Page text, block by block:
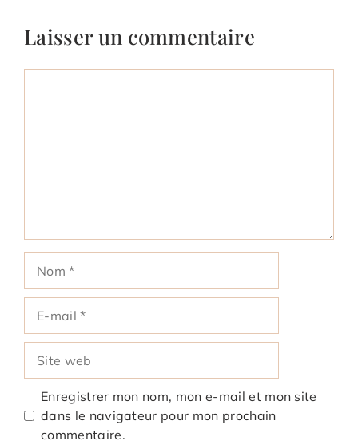
Laisser un commentaire
mail
web
Enregistrer mon nom, mon e-mail et mon site
dans le navigateur pour mon prochain
commentaire.